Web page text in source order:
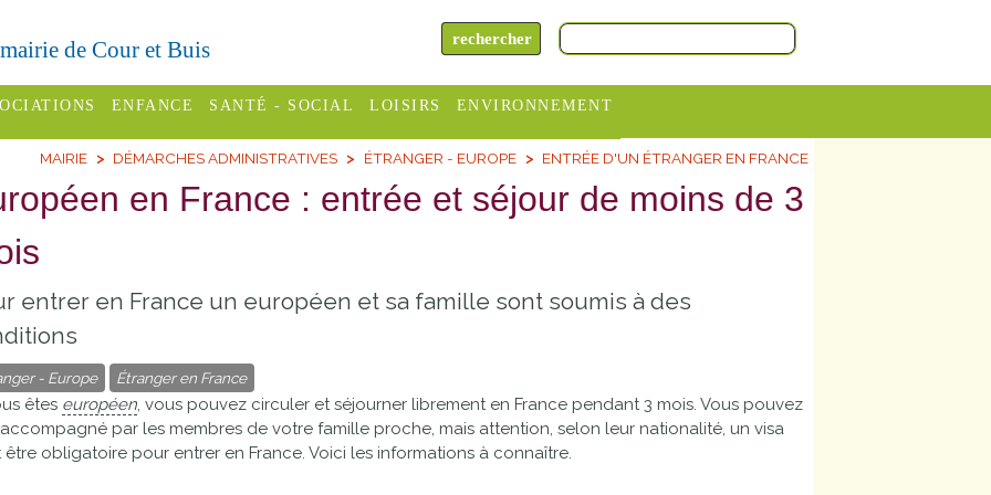
de Cour et Buis
des
Varèze
des
ENFANCE
Assistantes
maternelles
maternelle
enfance
Etablissements
SANTÉ - SOCIAL
Centres
sociaux
CCAS
Départemental
Le SSIAD
des Trois
LOISIRS
Campings
tourisme
Piscines
Sélection
ENVIRONNEMENT
Horaires
Déchèteries
MAIRIE DÉMARCHES ADMINISTRATIVES ÉTRANGER - EUROPE ENTRÉE D'UN ÉTRANGER EN FRANCE
en France : entrée et séjour de moins de 3
entrer en France un européen et sa famille sont soumis à des
- Europe Étranger en France
êtes européen, vous pouvez circuler et séjourner librement en France pendant 3 mois. Vous pouvez
par les membres de votre famille proche, mais attention, selon leur nationalité, un visa
être obligatoire pour entrer en France. Voici les informations à connaître.